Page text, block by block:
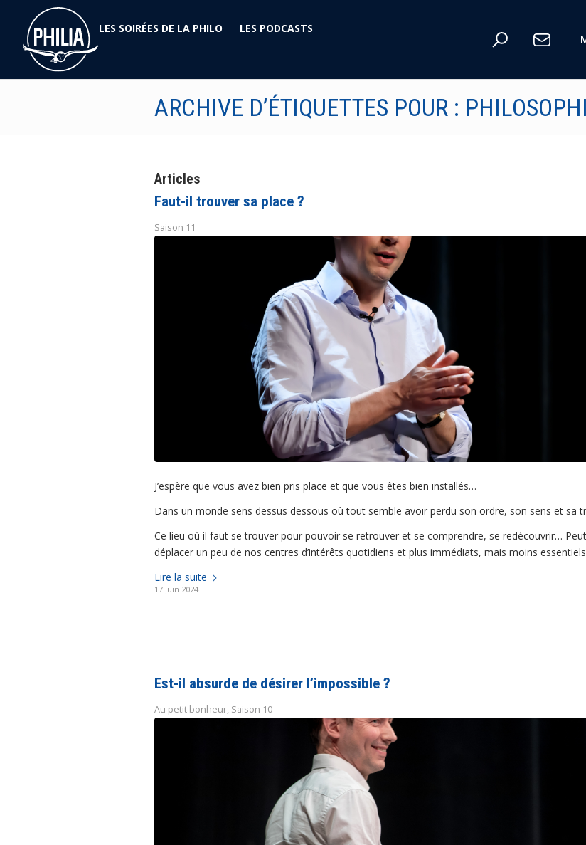
LES SOIRÉES DE LA PHILO
LES PODCASTS
ARCHIVE D’ÉTIQUETTES POUR :
Articles
Faut-il trouver sa place ?
Saison 11
J’espère que vous avez bien pris place et que vous êtes bien installés…
Dans un monde sens dessus dessous où tout semble avoir perdu son ordre, son sens et sa
Ce lieu où il faut se trouver pour pouvoir se retrouver et se comprendre, se redécouvrir…
déplacer un peu de nos centres d’intérêts quotidiens et plus immédiats, mais moins
Lire la suite
17 juin 2024
Est-il absurde de désirer l’impossible ?
Au petit bonheur, Saison 10